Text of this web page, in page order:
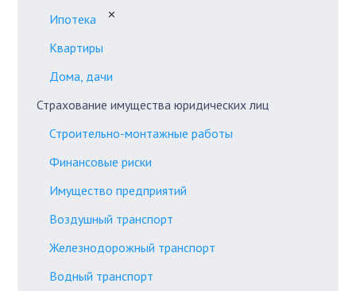
Ипотека
✕
Квартиры
Дома, дачи
Страхование имущества юридических лиц
Строительно-монтажные работы
Финансовые риски
Имущество предприятий
Воздушный транспорт
Железнодорожный транспорт
Водный транспорт